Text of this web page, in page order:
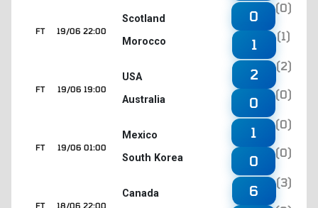
19/06 22:00
FT
Scotland
Morocco
0
(0)
1
(1)
19/06 19:00
FT
USA
Australia
2
(2)
0
(0)
19/06 01:00
FT
Mexico
South Korea
1
(0)
0
(0)
18/06 22:00
FT
Canada 6
(3)